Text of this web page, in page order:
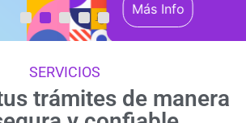
Más Info
SERVICIOS
trámites de manera